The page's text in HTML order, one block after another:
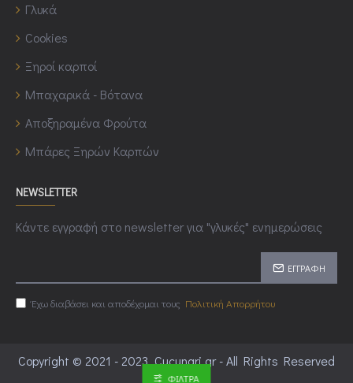
Γλυκά
Cookies
Ξηροί καρποί
Μπαχαρικά - Βότανα
Αποξηραμένα Φρούτα
Μπάρες Ξηρών Καρπών
NEWSLETTER
Κάντε εγγραφή στο newsletter για "γλυκές" ενημερώσεις
ΕΓΓΡΑΦΉ
Έχω διαβάσει και αποδέχομαι τους Πολιτική Απορρήτου
Copyright © 2021 - 2023, Cucunari.gr - All Rights Reserved
ΦΊΛΤΡΑ